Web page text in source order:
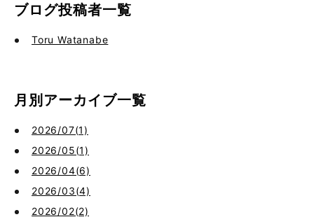
ブログ投稿者一覧
Toru Watanabe
月別アーカイブ一覧
2026/07(1)
2026/05(1)
2026/04(6)
2026/03(4)
2026/02(2)